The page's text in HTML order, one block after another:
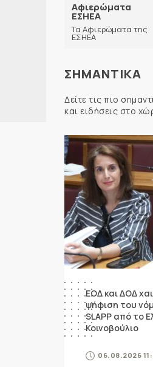
Αφιερώματα
ΕΣΗΕΑ
Τα Αφιερώματα της
ΕΣΗΕΑ
ΣΗΜΑΝΤΙΚΑ
Δείτε τις πιο
και ειδήσεις στο
ΕΟΔ και ΔΟΔ
ψήφιση του
SLAPP από το
Κοινοβούλιο
06.08.2026